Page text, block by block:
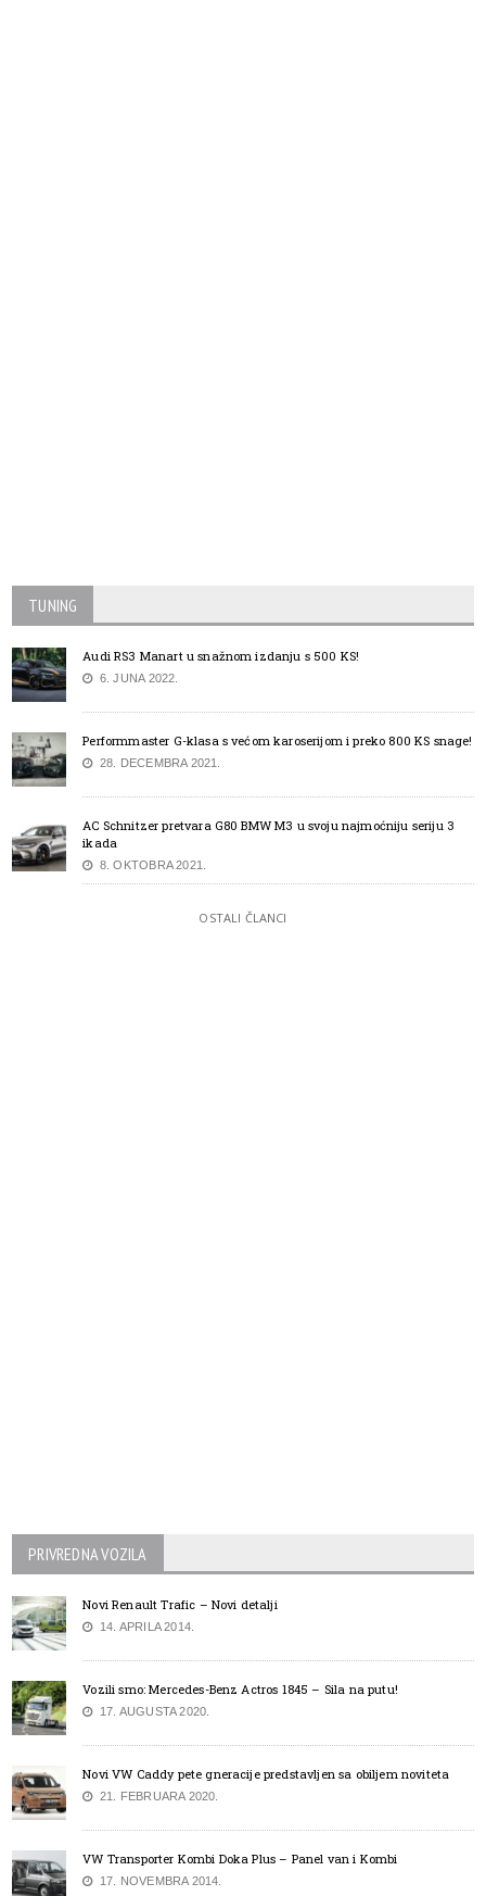
TUNING
Audi RS3 Manart u snažnom izdanju s 500 KS!
6. JUNA 2022.
Performmaster G-klasa s većom karoserijom i preko 800 KS snage!
28. DECEMBRA 2021.
AC Schnitzer pretvara G80 BMW M3 u svoju najmoćniju seriju 3
ikada
8. OKTOBRA 2021.
OSTALI ČLANCI
PRIVREDNA VOZILA
Novi Renault Trafic – Novi detalji
14. APRILA 2014.
Vozili smo: Mercedes-Benz Actros 1845 – Sila na putu!
17. AUGUSTA 2020.
Novi VW Caddy pete gneracije predstavljen sa obiljem noviteta
21. FEBRUARA 2020.
VW Transporter Kombi Doka Plus – Panel van i Kombi
17. NOVEMBRA 2014.